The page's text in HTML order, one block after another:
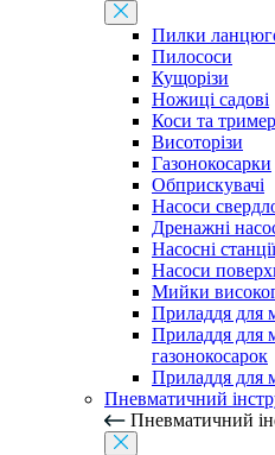
Пилки
Пилососи
Кущорізи
Ножиці садові
Коси та
Висоторізи
Газонокосарки
Обприскувачі
Насоси
Дренажні
Насосні станції
Насоси
Мийки
Приладдя для
Приладдя для
газонокосарок
Приладдя для
Пневматичний
Пневматичний